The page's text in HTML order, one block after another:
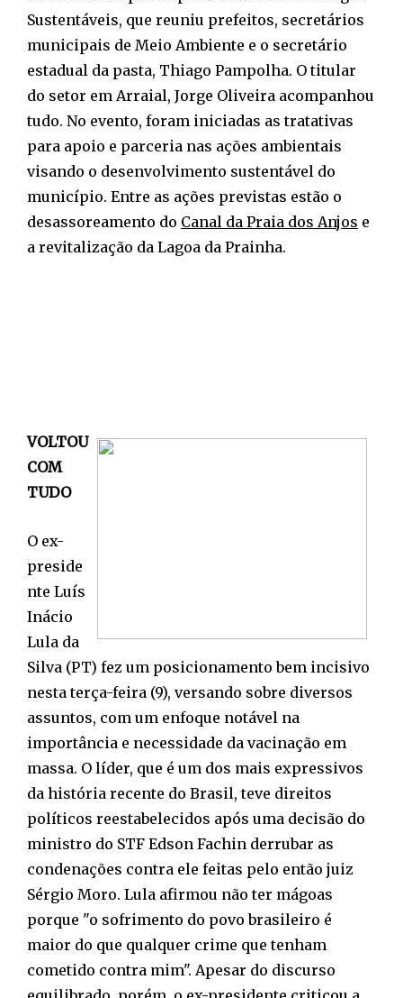
Sustentáveis, que reuniu prefeitos, secretários
municipais de Meio Ambiente e o secretário
estadual da pasta, Thiago Pampolha. O titular
do setor em Arraial, Jorge Oliveira acompanhou
tudo. No evento, foram iniciadas as tratativas
para apoio e parceria nas ações ambientais
visando o desenvolvimento sustentável do
município. Entre as ações previstas estão o
desassoreamento do Canal da Praia dos Anjos e
a revitalização da Lagoa da Prainha.
VOLTOU
COM
TUDO
O ex-
preside
nte Luís
Inácio
Lula da
Silva (PT) fez um posicionamento bem incisivo
nesta terça-feira (9), versando sobre diversos
assuntos, com um enfoque notável na
importância e necessidade da vacinação em
massa. O líder, que é um dos mais expressivos
da história recente do Brasil, teve direitos
políticos reestabelecidos após uma decisão do
ministro do STF Edson Fachin derrubar as
condenações contra ele feitas pelo então juiz
Sérgio Moro. Lula afirmou não ter mágoas
porque "o sofrimento do povo brasileiro é
maior do que qualquer crime que tenham
cometido contra mim". Apesar do discurso